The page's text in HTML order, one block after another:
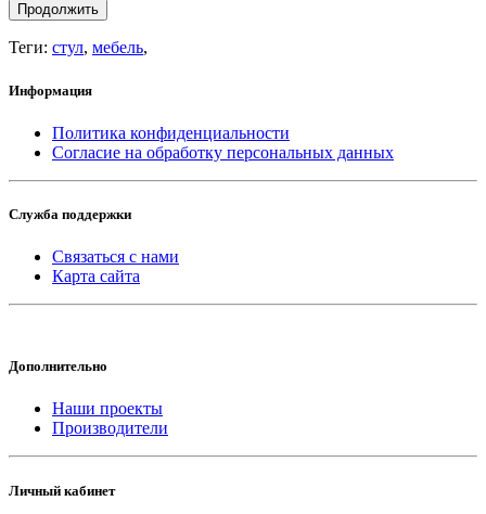
Продолжить
Теги: стул, мебель,
Информация
Политика конфиденциальности
Согласие на обработку персональных данных
Служба поддержки
Связаться с нами
Карта сайта
Дополнительно
Наши проекты
Производители
Личный кабинет